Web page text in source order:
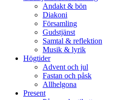
Andakt & bön
Diakoni
Församling
Gudstjänst
Samtal & reflektion
Musik & lyrik
Högtider
Advent och jul
Fastan och påsk
Allhelgona
Present